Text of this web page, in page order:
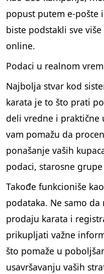
popust putem e-pošte
biste podstakli sve
online.
Podaci u realnom
Najbolja stvar kod
karata je to što prati
deli vredne i praktične
vam pomažu da
ponašanje vaših
podaci, starosne
Takođe funkcioniše
podataka. Ne samo
prodaju karata i
prikupljati važne
što pomaže u
usavršavanju vaših